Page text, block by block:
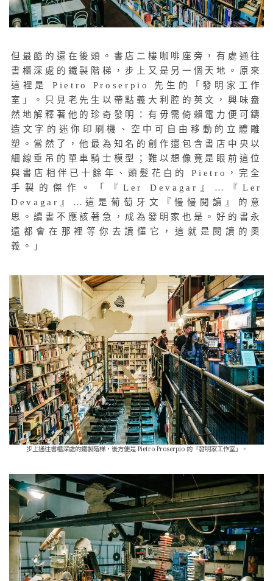
但最酷的還在後頭。書店二樓咖啡座旁，有處通往
書櫃深處的鐵製階梯，步上又是另一個天地。原來
這裡是 Pietro Proserpio 先生的「發明家工作
室」。只見老先生以帶點義大利腔的英文，興味盎
然地解釋著他的珍奇發明：有毋需倚賴電力便可鑄
造文字的迷你印刷機、空中可自由移動的立體雕
塑。當然了，他最為知名的創作還包含書店中央以
細線垂吊的單車騎士模型；難以想像竟是眼前這位
與書店相伴已十餘年、頭髮花白的 Pietro，完全
手製的傑作。「『Ler Devagar』…『Ler
Devagar』…這是葡萄牙文『慢慢閱讀』的意
思。讀書不應該著急，成為發明家也是。好的書永
遠都會在那裡等你去讀懂它，這就是閱讀的奧
義。」
步上通往書櫃深處的鐵製階梯，後方便是 Pietro Proserpio 的「發明家工作室」。